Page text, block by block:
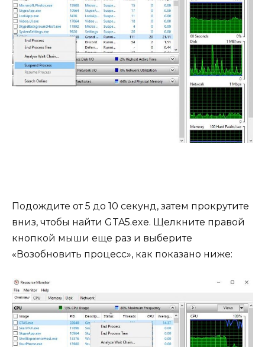
Подождите от 5 до 10 секунд, затем прокрутите
вниз, чтобы найти GTA5.exe. Щелкните правой
кнопкой мыши еще раз и выберите
«Возобновить процесс», как показано ниже: